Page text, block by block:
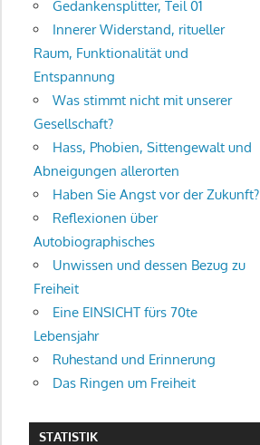
Gedankensplitter, Teil 01
Innerer Widerstand, ritueller
Raum, Funktionalität und
Entspannung
Was stimmt nicht mit unserer
Gesellschaft?
Hass, Phobien, Sittengewalt und
Abneigungen allerorten
Haben Sie Angst vor der Zukunft?
Reflexionen über
Autobiographisches
Unwissen und dessen Bezug zu
Freiheit
Eine EINSICHT fürs 70te
Lebensjahr
Ruhestand und Erinnerung
Das Ringen um Freiheit
STATISTIK